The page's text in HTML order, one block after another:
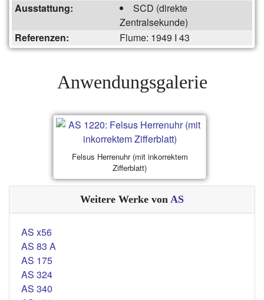
Ausstattung:
SCD (direkte
Zentralsekunde)
Referenzen:
Flume: 1949 I 43
Anwendungsgalerie
Felsus Herrenuhr (mit inkorrektem
Zifferblatt)
Weitere Werke von AS
AS x56
AS 83 A
AS 175
AS 324
AS 340